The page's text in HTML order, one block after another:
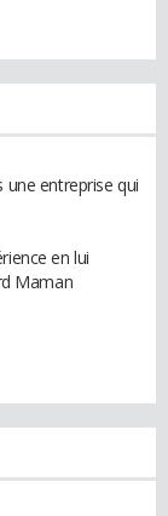
une entreprise qui
en lui
Maman